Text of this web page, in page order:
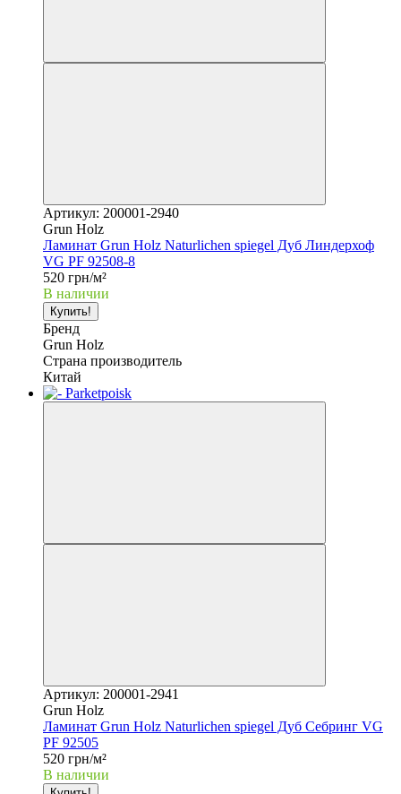
Артикул: 200001-2940
Grun Holz
Ламинат Grun Holz Naturlichen spiegel Дуб Линдерхоф
VG PF 92508-8
520 грн/м²
В наличии
Купить!
Бренд
Grun Holz
Страна производитель
Китай
Артикул: 200001-2941
Grun Holz
Ламинат Grun Holz Naturlichen spiegel Дуб Себринг VG
PF 92505
520 грн/м²
В наличии